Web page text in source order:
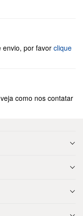
envio, por favorclique
como nos contatar